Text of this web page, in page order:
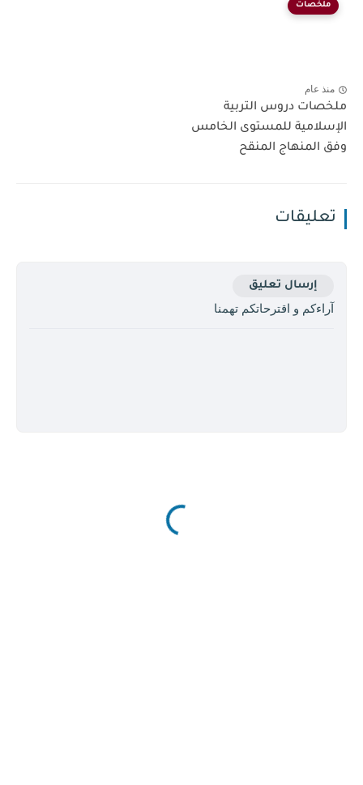
ملخصات
منذ عام
ملخصات دروس التربية
الإسلامية للمستوى الخامس
وفق المنهاج المنقح
تعليقات
إرسال تعليق
آراءكم و اقترحاتكم تهمنا